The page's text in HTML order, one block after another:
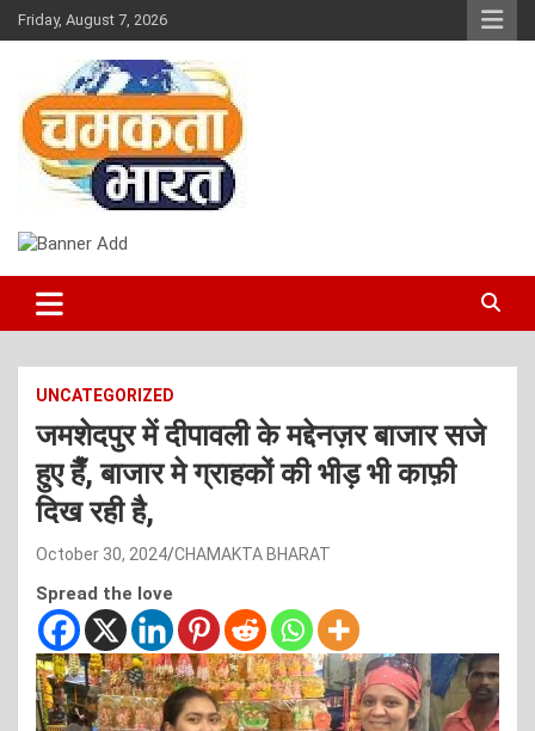
Skip
to
Friday, August 7, 2026
CHAMAKTA BHARAT
UNCATEGORIZED
जमशेदपुर में दीपावली के मद्देनज़र बाजार सजे
हुए हैँ, बाजार मे ग्राहकों की भीड़ भी काफ़ी
दिख रही है,
October 30, 2024 CHAMAKTA BHARAT
Spread the love